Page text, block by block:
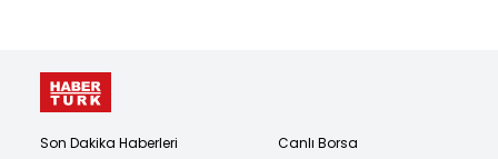
Son Dakika Haberleri
Canlı Borsa